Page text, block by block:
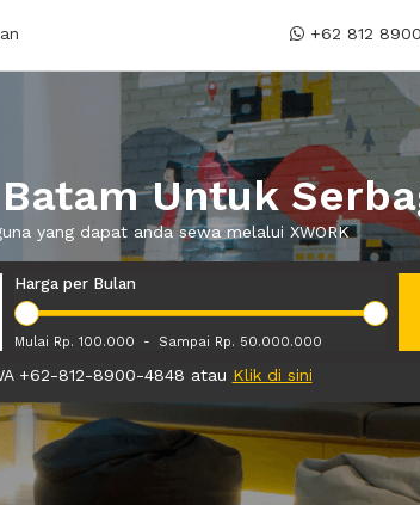
+62 812
Untuk
yang dapat anda sewa melalui XWORK
Harga per Bulan
Mulai Rp. 100.000 - Sampai Rp. 50.000.000
+62-812-8900-4848 atau Klik di sini